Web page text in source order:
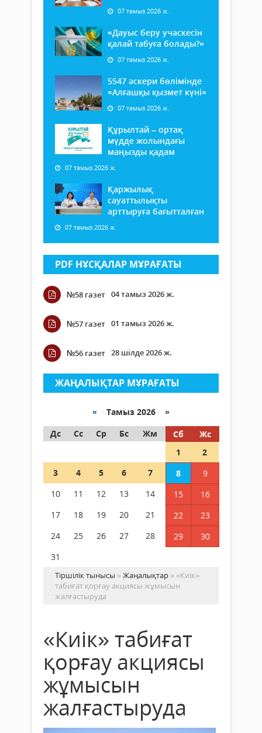
07 тамыз 2026 ж.
«Дауыс беру учаскесін
қалай табуға болады?»
07 тамыз 2026 ж.
5547 әскери бөлімінде
«Алғашқы қызмет күні»
07 тамыз 2026 ж.
Құрылтай – ортақ
мүдде жолындағы
маңызды қадам
07 тамыз 2026 ж.
Қаржылық
сауаттылықты
арттыруға бағытталған
07 тамыз 2026 ж.
PDF НҰСҚАЛАР МҰРАҒАТЫ
№58 газет 04 тамыз 2026 ж.
№57 газет 01 тамыз 2026 ж.
№56 газет 28 шілде 2026 ж.
ЖАҢАЛЫҚТАР МҰРАҒАТЫ
« Тамыз 2026 »
Дс
Сс Ср Бс Жм Сб
Жс
1
2
3
4 5 6 7 8
9
10
11 12 13 14 15
16
17
18 19 20 21 22
23
24
25 26 27 28 29
30
31
Тіршілік тынысы »Жаңалықтар » «Киік»
табиғат қорғау акциясы жұмысын
жалғастыруда
«Киік» табиғат
қорғау акциясы
жұмысын
жалғастыруда